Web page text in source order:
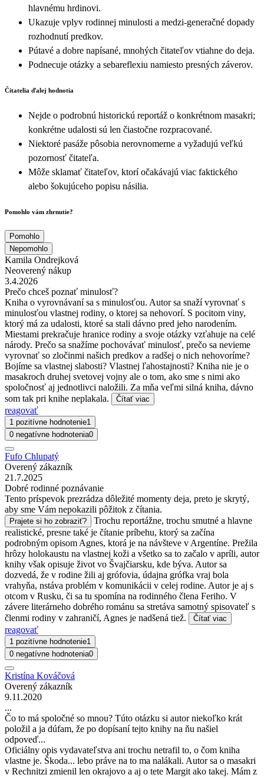
hlavnému hrdinovi.
Ukazuje vplyv rodinnej minulosti a medzi-generačné dopady
rozhodnutí predkov.
Pútavé a dobre napísané, mnohých čitateľov vtiahne do deja.
Podnecuje otázky a sebareflexiu namiesto presných záverov.
Čitatelia ďalej hodnotia
Nejde o podrobnú historickú reportáž o konkrétnom masakri;
konkrétne udalosti sú len čiastočne rozpracované.
Niektoré pasáže pôsobia nerovnomerne a vyžadujú veľkú
pozornosť čitateľa.
Môže sklamať čitateľov, ktorí očakávajú viac faktického
alebo šokujúceho popisu násilia.
Pomohlo vám zhrnutie?
Pomohlo
Nepomohlo
Kamila Ondrejková
Neoverený nákup
3.4.2026
Prečo chceš poznať minulosť?
Kniha o vyrovnávaní sa s minulosťou. Autor sa snaží vyrovnať s
minulosťou vlastnej rodiny, o ktorej sa nehovorí. S pocitom viny,
ktorý má za udalosti, ktoré sa stali dávno pred jeho narodením.
Miestami prekračuje hranice rodiny a svoje otázky vzťahuje na celé
národy. Prečo sa snažíme pochovávať minulosť, prečo sa nevieme
vyrovnať so zločinmi našich predkov a radšej o nich nehovoríme?
Bojíme sa vlastnej slabosti? Vlastnej ľahostajnosti? Kniha nie je o
masakroch druhej svetovej vojny ale o tom, ako sme s nimi ako
spoločnosť aj jednotlivci naložili. Za mňa veľmi silná kniha, dávno
som tak pri knihe neplakala.
Čítať viac
reagovať
1 pozitívne hodnotenie1
0 negatívne hodnotenia0
Fufo Chlupatý
Overený zákazník
21.7.2025
Dobré rodinné poznávanie
Tento príspevok prezrádza dôležité momenty deja, preto je skrytý,
aby sme Vám nepokazili pôžitok z čítania.
Prajete si ho zobraziť?
Trochu reportážne, trochu smutné a hlavne
realistické, presne také je čítanie príbehu, ktorý sa začína
podrobným opisom Agnes, ktorá je na návšteve v Argentíne. Prežila
hrôzy holokaustu na vlastnej koži a všetko sa to začalo v apríli, autor
knihy však opisuje život vo Švajčiarsku, kde býva. Autor sa
dozvedá, že v rodine žili aj grófovia, údajna grófka vraj bola
vrahyňa, nstáva problém v komunikácii v celej rodine. Autor je aj s
otcom v Rusku, či sa tu spomína na rodinného člena Feriho. V
závere literárneho dobrého románu sa stretáva samotný spisovateľ s
členmi rodiny v zahraničí, Agnes je nadšená tiež.
Čítať viac
reagovať
1 pozitívne hodnotenie1
0 negatívne hodnotenia0
Kristína Kováčová
Overený zákazník
9.11.2020
...
Čo to má spoločné so mnou? Túto otázku si autor niekoľko krát
položil a ja dúfam, že po dopísaní tejto knihy na ňu našiel
odpoveď...
Oficiálny opis vydavateľstva ani trochu netrafil to, o čom kniha
vlastne je. Škoda... lebo práve na to ma nalákali. Autor sa o masakri
v Rechnitzi zmienil len okrajovo a aj o tete Margit ako takej. Mám z